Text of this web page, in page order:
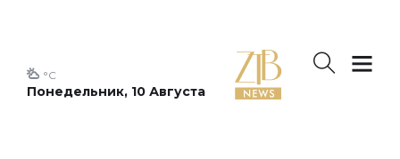
Понедельник, 10 Августа
°C